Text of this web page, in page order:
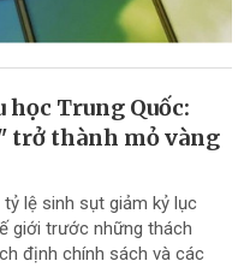
Trung Quốc:
trở thành mỏ vàng
lệ sinh sụt giảm kỷ lục
giới trước những thách
định chính sách và các